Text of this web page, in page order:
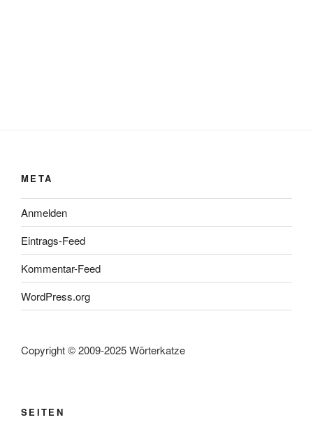
META
Anmelden
Eintrags-Feed
Kommentar-Feed
WordPress.org
Copyright © 2009-2025 Wörterkatze
SEITEN